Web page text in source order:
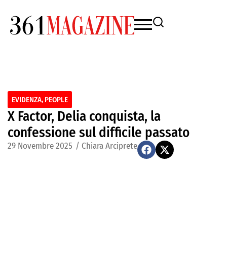
EVIDENZA, PEOPLE
X Factor, Delia conquista, la
confessione sul difficile passato
29 Novembre 2025 / Chiara Arciprete